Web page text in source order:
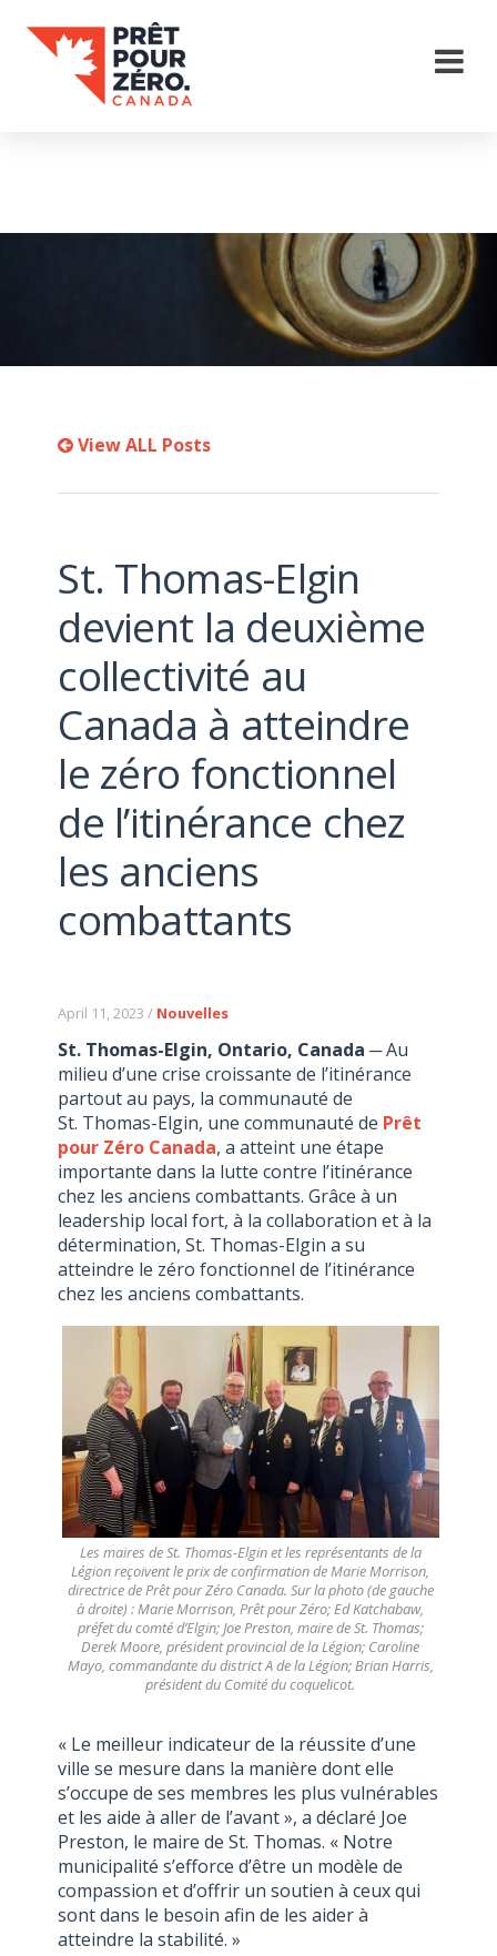
View ALL Posts
St. Thomas-Elgin
devient la deuxième
collectivité au
Canada à atteindre
le zéro fonctionnel
de l’itinérance chez
les anciens
combattants
April 11, 2023 / Nouvelles
St. Thomas-Elgin, Ontario, Canada ─ Au
milieu d’une crise croissante de l’itinérance
partout au pays, la communauté de
St. Thomas-Elgin, une communauté de Prêt
pour Zéro Canada, a atteint une étape
importante dans la lutte contre l’itinérance
chez les anciens combattants. Grâce à un
leadership local fort, à la collaboration et à la
détermination, St. Thomas-Elgin a su
atteindre le zéro fonctionnel de l’itinérance
chez les anciens combattants.
Les maires de St. Thomas-Elgin et les représentants de la
Légion reçoivent le prix de confirmation de Marie Morrison,
directrice de Prêt pour Zéro Canada. Sur la photo (de gauche
à droite) : Marie Morrison, Prêt pour Zéro; Ed Katchabaw,
préfet du comté d’Elgin; Joe Preston, maire de St. Thomas;
Derek Moore, président provincial de la Légion; Caroline
Mayo, commandante du district A de la Légion; Brian Harris,
président du Comité du coquelicot.
« Le meilleur indicateur de la réussite d’une
ville se mesure dans la manière dont elle
s’occupe de ses membres les plus vulnérables
et les aide à aller de l’avant », a déclaré Joe
Preston, le maire de St. Thomas. « Notre
municipalité s’efforce d’être un modèle de
compassion et d’offrir un soutien à ceux qui
sont dans le besoin afin de les aider à
atteindre la stabilité. »